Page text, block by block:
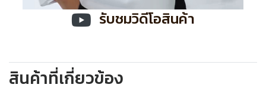
รับชมวิดีโอสินค้า
สินค้าที่เกี่ยวข้อง